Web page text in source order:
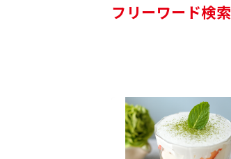
フリーワード検索